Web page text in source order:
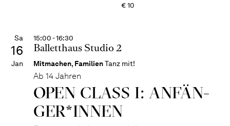
€10
Sa
16
Jan
15:00 - 16:30
Balletthaus Studio 2
Mitmachen, FamilienTanz mit!
Ab 14 Jahren
OPEN CLASS I: ANFÄN­
GER*IN­NEN